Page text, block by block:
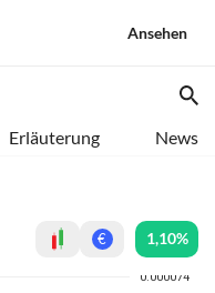
Ansehen
Erläuterung News
€ 1,10%